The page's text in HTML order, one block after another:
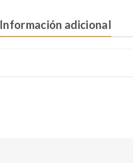
Información adicional